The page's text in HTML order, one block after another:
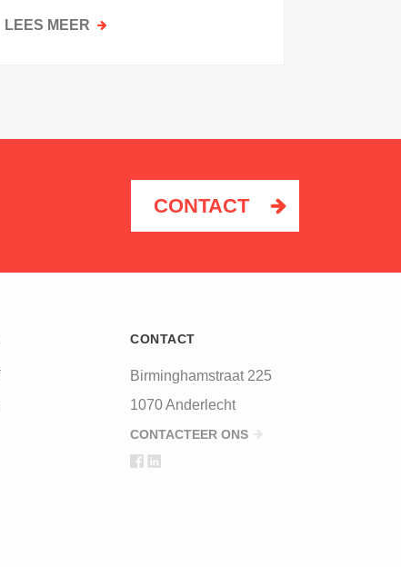
LEES MEER OVER
CONTACT
CONTACT
Birminghamstraat 225
1070 Anderlecht
CONTACTEER ONS